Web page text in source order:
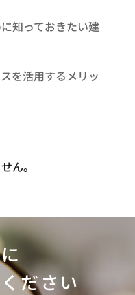
知っておきたい建
を活用するメリッ
ん。
ださい